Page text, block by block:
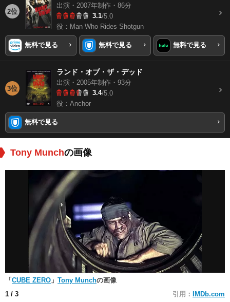
2位
出演・2007年制作・86分
3.1/5.0
役：Man Who Rides Shotgun
無料で見る 無料で見る 無料で見る
3位
ランド・オブ・ザ・デッド
出演・2005年制作・93分
3.4/5.0
役：Anchor
無料で見る
Tony Munchの画像
「 CUBE ZERO 」 Tony Munchの画像
1 / 3 引用： IMDb.com